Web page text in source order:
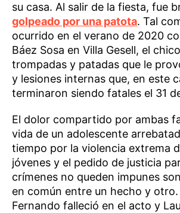
su casa. Al salir de la fiesta, fue
golpeado por una patota. Tal
ocurrido en el verano de 2020
Báez Sosa en Villa Gesell, el
trompadas y patadas que le
y lesiones internas que, en este
terminaron siendo fatales el 31
El dolor compartido por ambas
vida de un adolescente
tiempo por la violencia extrema
jóvenes y el pedido de justicia
crímenes no queden impunes
en común entre un hecho y
Fernando falleció en el acto y